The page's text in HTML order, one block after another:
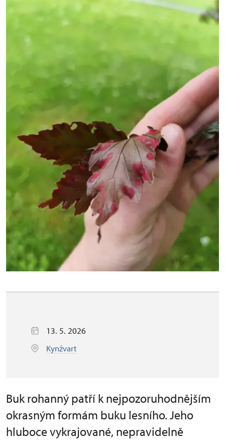
13. 5. 2026
Kynžvart
Buk rohanný patří k nejpozoruhodnějším
okrasným formám buku lesního. Jeho
hluboce vykrajované, nepravidelně